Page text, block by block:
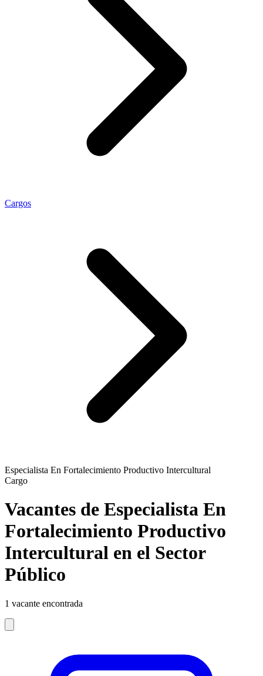
Cargos
Especialista En Fortalecimiento Productivo Intercultural
Cargo
Vacantes de Especialista En
Fortalecimiento Productivo
Intercultural en el Sector
Público
1 vacante encontrada